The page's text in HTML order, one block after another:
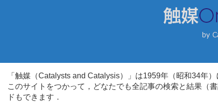
「触媒（Catalysts and Catalysis）」は1959年（昭和34年
このサイトをつかって，どなたでも全記事の検索と結果（
ドもできます．